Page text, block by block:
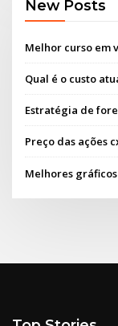
New Posts
Melhor curso em
Qual é o custo
Estratégia de
Preço das ações
Melhores